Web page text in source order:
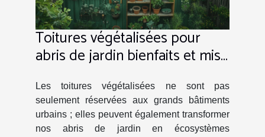
Toitures végétalisées pour
abris de jardin bienfaits et mise
Les toitures végétalisées ne sont pas
seulement réservées aux grands bâtiments
urbains ; elles peuvent également transformer
nos abris de jardin en écosystèmes